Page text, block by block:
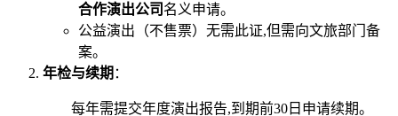
合作演出公司 名义申请。
公益演出（不售票）无需此证,但需向文旅部门备
案。
年检与续期 ：
每年需提交年度演出报告,到期前30日申请续期。